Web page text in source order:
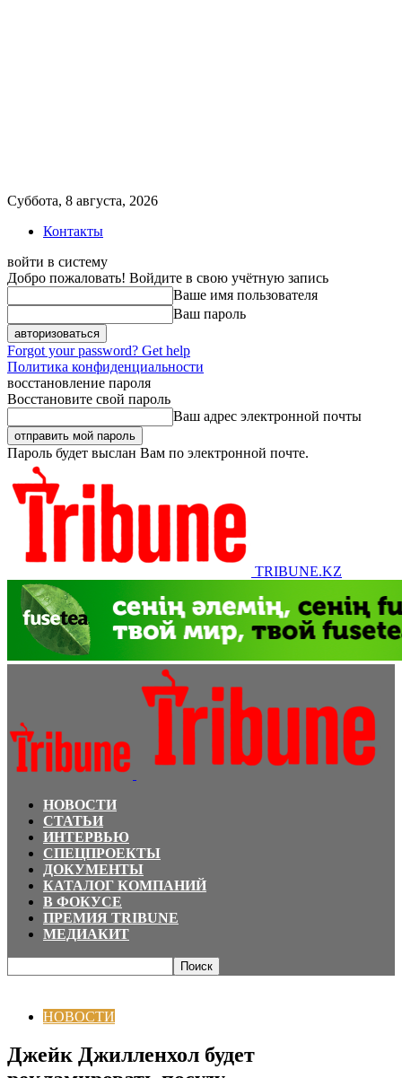
Суббота, 8 августа, 2026
Контакты
войти в систему
Добро пожаловать! Войдите в свою учётную запись
Ваше имя пользователя
Ваш пароль
Forgot your password? Get help
Политика конфиденциальности
восстановление пароля
Восстановите свой пароль
Ваш адрес электронной почты
Пароль будет выслан Вам по электронной почте.
TRIBUNE.KZ
НОВОСТИ
СТАТЬИ
ИНТЕРВЬЮ
СПЕЦПРОЕКТЫ
ДОКУМЕНТЫ
КАТАЛОГ КОМПАНИЙ
В ФОКУСЕ
ПРЕМИЯ TRIBUNE
МЕДИАКИТ
НОВОСТИ
Джейк Джилленхол будет